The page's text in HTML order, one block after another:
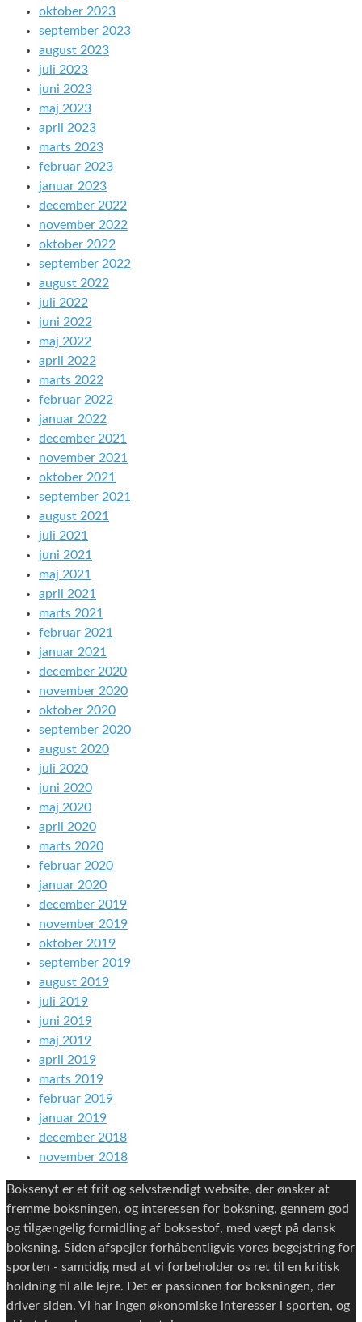
oktober 2023
september 2023
august 2023
juli 2023
juni 2023
maj 2023
april 2023
marts 2023
februar 2023
januar 2023
december 2022
november 2022
oktober 2022
september 2022
august 2022
juli 2022
juni 2022
maj 2022
april 2022
marts 2022
februar 2022
januar 2022
december 2021
november 2021
oktober 2021
september 2021
august 2021
juli 2021
juni 2021
maj 2021
april 2021
marts 2021
februar 2021
januar 2021
december 2020
november 2020
oktober 2020
september 2020
august 2020
juli 2020
juni 2020
maj 2020
april 2020
marts 2020
februar 2020
januar 2020
december 2019
november 2019
oktober 2019
september 2019
august 2019
juli 2019
juni 2019
maj 2019
april 2019
marts 2019
februar 2019
januar 2019
december 2018
november 2018
Boksenyt er et frit og selvstændigt website, der ønsker at
fremme boksningen, og interessen for boksning, gennem god
og tilgængelig formidling af boksestof, med vægt på dansk
boksning. Siden afspejler forhåbentligvis vores begejstring for
sporten - samtidig med at vi forbeholder os ret til en kritisk
holdning til alle lejre. Det er passionen for boksningen, der
driver siden. Vi har ingen økonomiske interesser i sporten, og